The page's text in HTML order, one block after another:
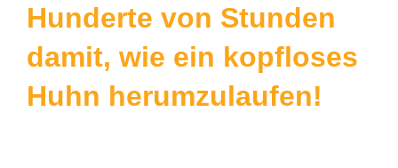
Hunderte von Stunden
damit, wie ein kopfloses
Huhn herumzulaufen!